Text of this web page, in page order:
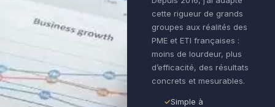
cette rigueur de grands
groupes aux réalités des
PME et ETI françaises :
moins de lourdeur, plus
d’efficacité, des résultats
concrets et mesurables.
Simple à